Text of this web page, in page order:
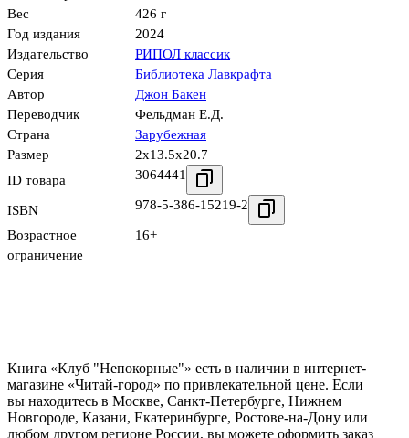
Вес
426 г
Год издания
2024
Издательство
РИПОЛ классик
Серия
Библиотека Лавкрафта
Автор
Джон Бакен
Переводчик
Фельдман Е.Д.
Страна
Зарубежная
Размер
2x13.5x20.7
ID товара
3064441
ISBN 978-5-386-15219-2
Возрастное
ограничение
16+
Книга «Клуб "Непокорные"» есть в наличии в интернет-
магазине «Читай-город» по привлекательной цене. Если
вы находитесь в Москве, Санкт-Петербурге, Нижнем
Новгороде, Казани, Екатеринбурге, Ростове-на-Дону или
любом другом регионе России, вы можете оформить заказ